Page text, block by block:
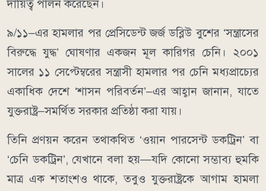
দায়িত্ব পালন করেছেন।
৯/১১–এর হামলার পর প্রেসিডেন্ট জর্জ ডব্লিউ বুশের ‘সন্ত্রাসের
বিরুদ্ধে যুদ্ধ’ ঘোষণার একজন মূল কারিগর চেনি। ২০০১
সালের ১১ সেপ্টেম্বরের সন্ত্রাসী হামলার পর চেনি মধ্যপ্রাচ্যের
একাধিক দেশে ‘শাসন পরিবর্তন’–এর আহ্বান জানান, যাতে
যুক্তরাষ্ট্র–সমর্থিত সরকার প্রতিষ্ঠা করা যায়।
তিনি প্রণয়ন করেন তথাকথিত ‘ওয়ান পারসেন্ট ডকট্রিন’ বা
‘চেনি ডকট্রিন’, যেখানে বলা হয়—যদি কোনো সম্ভাব্য হুমকি
মাত্র এক শতাংশও থাকে, তবুও যুক্তরাষ্ট্রকে আগাম হামলা